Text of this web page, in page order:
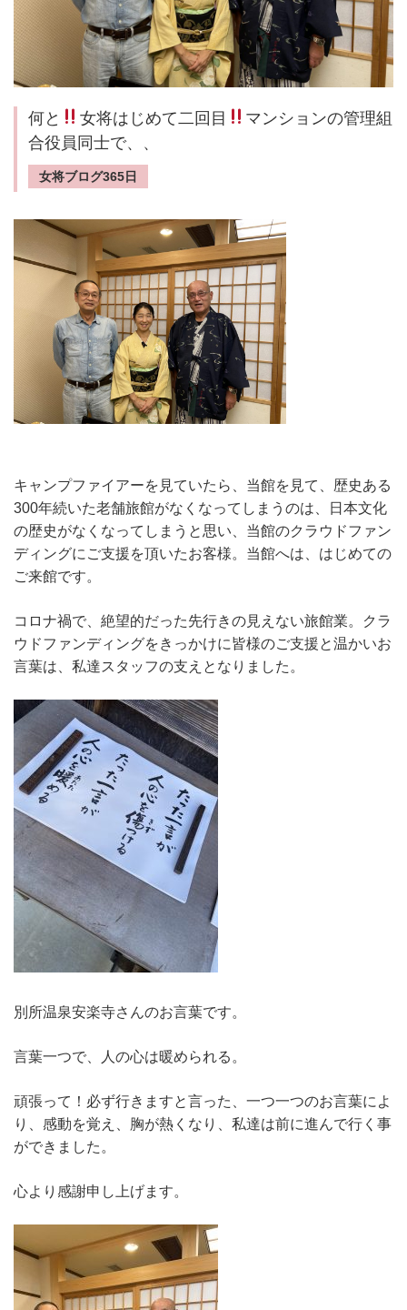
何と 女将はじめて二回目
マンションの管理組
合役員同士で、、
女将ブログ365日
キャンプファイアーを見ていたら、当館を見て、歴史ある
300年続いた老舗旅館がなくなってしまうのは、日本文化
の歴史がなくなってしまうと思い、当館のクラウドファン
ディングにご支援を頂いたお客様。当館へは、はじめての
ご来館です。
コロナ禍で、絶望的だった先行きの見えない旅館業。クラ
ウドファンディングをきっかけに皆様のご支援と温かいお
言葉は、私達スタッフの支えとなりました。
別所温泉安楽寺さんのお言葉です。
言葉一つで、人の心は暖められる。
頑張って！必ず行きますと言った、一つ一つのお言葉によ
り、感動を覚え、胸が熱くなり、私達は前に進んで行く事
ができました。
心より感謝申し上げます。